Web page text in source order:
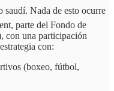
saudí. Nada de esto ocurre
parte del Fondo de
con una participación
con:
(boxeo, fútbol,